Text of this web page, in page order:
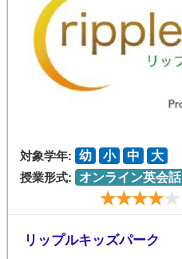
対象学年: 幼 小 中
大
授業形式:
オンライン英会話
リップルキッズパーク